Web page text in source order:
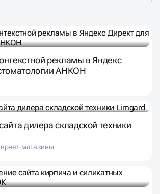
рекламы в Яндекс
АНКОН
дилера складской техники
магазины